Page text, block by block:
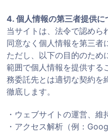
4. 個人情報の第三者提供に
当サイトは、法令で認めら
同意なく個人情報を第三者
ただし、以下の目的のため
範囲で個人情報を提供する
務委託先とは適切な契約を
徹底します。
・ウェブサイトの運営、維
・アクセス解析（例：